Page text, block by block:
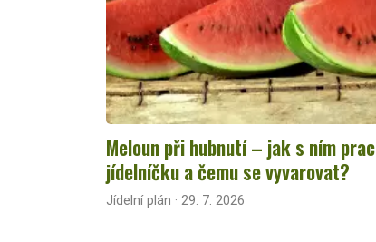
Meloun při hubnutí – jak s ním
jídelníčku a čemu se vyvarovat?
Jídelní plán · 29. 7. 2026